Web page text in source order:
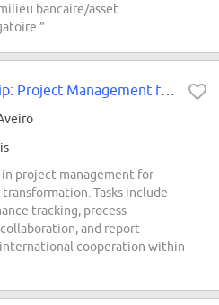
bancaire/asset
Extracurricular Internship: Project Management for Digitalization (f/m/div.)
project management for
Tasks include
tracking, process
and report
cooperation within